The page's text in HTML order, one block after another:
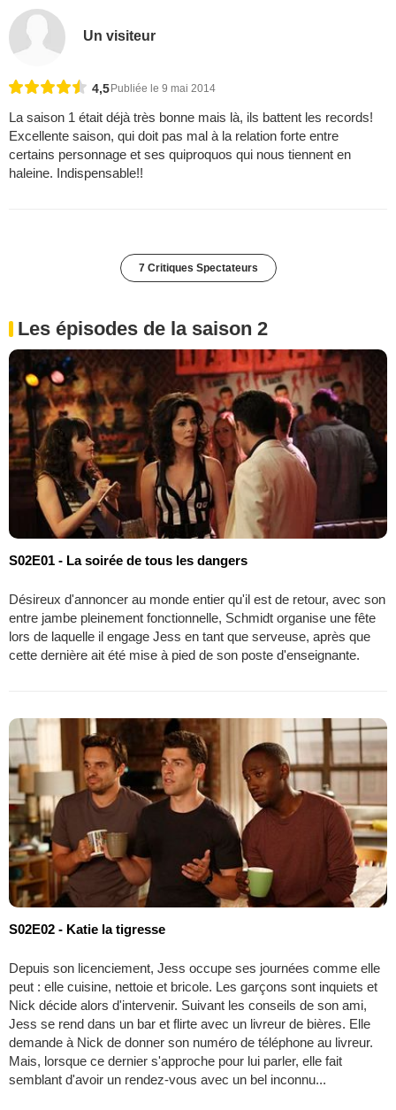
Un visiteur
4,5Publiée le 9 mai 2014
La saison 1 était déjà très bonne mais là, ils battent les records!
Excellente saison, qui doit pas mal à la relation forte entre
certains personnage et ses quiproquos qui nous tiennent en
haleine. Indispensable!!
7 Critiques Spectateurs
Les épisodes de la saison 2
S02E01 - La soirée de tous les dangers
Désireux d'annoncer au monde entier qu'il est de retour, avec son
entre jambe pleinement fonctionnelle, Schmidt organise une fête
lors de laquelle il engage Jess en tant que serveuse, après que
cette dernière ait été mise à pied de son poste d'enseignante.
S02E02 - Katie la tigresse
Depuis son licenciement, Jess occupe ses journées comme elle
peut : elle cuisine, nettoie et bricole. Les garçons sont inquiets et
Nick décide alors d'intervenir. Suivant les conseils de son ami,
Jess se rend dans un bar et flirte avec un livreur de bières. Elle
demande à Nick de donner son numéro de téléphone au livreur.
Mais, lorsque ce dernier s'approche pour lui parler, elle fait
semblant d'avoir un rendez-vous avec un bel inconnu...